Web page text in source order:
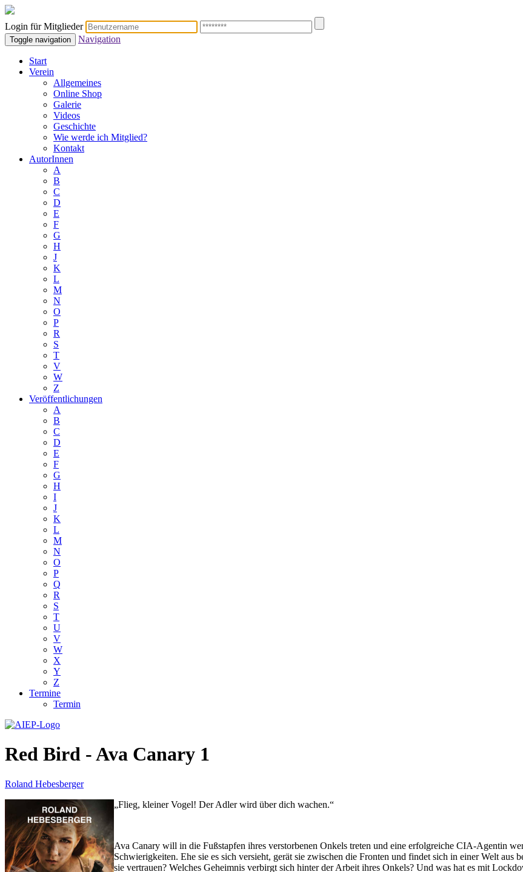
Login für Mitglieder
Toggle navigation Navigation
Start
Verein
Allgemeines
Online Shop
Galerie
Videos
Geschichte
Wie werde ich Mitglied?
Kontakt
AutorInnen
A
B
C
D
E
F
G
H
J
K
L
M
N
O
P
R
S
T
V
W
Z
Veröffentlichungen
A
B
C
D
E
F
G
H
I
J
K
L
M
N
O
P
Q
R
S
T
U
V
W
X
Y
Z
Termine
Termin
Red Bird - Ava Canary 1
Roland Hebesberger
„Flieg, kleiner Vogel! Der Adler wird über dich wachen.“
Ava Canary will in die Fußstapfen ihres verstorbenen Onkels treten und eine erfolgreiche CIA-Agentin
Schwierigkeiten. Ehe sie es sich versieht, gerät sie zwischen die Fronten und findet sich in einer Welt
sie vertrauen? Welches Geheimnis verbirgt sich hinter der Arbeit ihres Onkels? Und was hat es mit